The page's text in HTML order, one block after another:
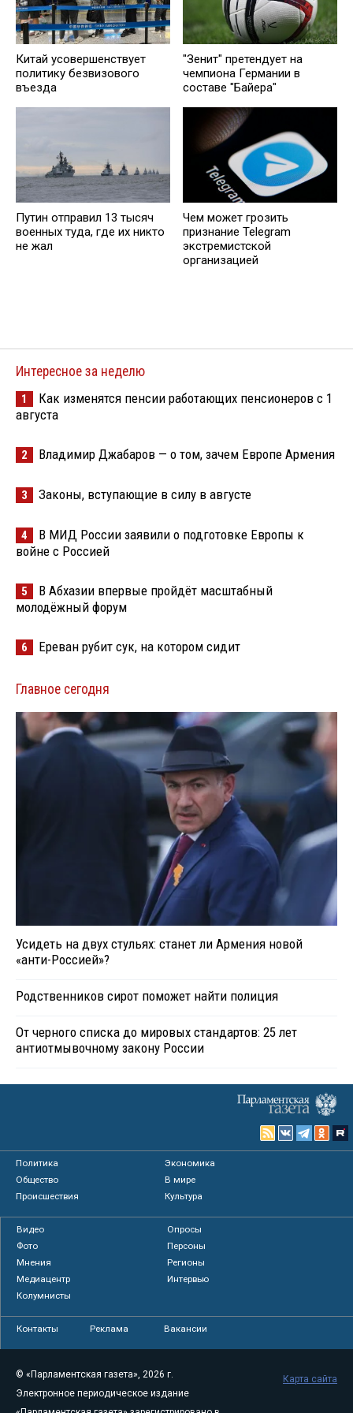
Китай усовершенствует
политику безвизового
въезда
"Зенит" претендует на
чемпиона Германии в
составе "Байера"
Путин отправил 13 тысяч
военных туда, где их никто
не жал
Чем может грозить
признание Telegram
экстремистской
организацией
Интересное за неделю
1
Как изменятся пенсии работающих пенсионеров с 1
августа
2 Владимир Джабаров — о том, зачем Европе Армения
3 Законы, вступающие в силу в августе
4
В МИД России заявили о подготовке Европы к
войне с Россией
5
В Абхазии впервые пройдёт масштабный
молодёжный форум
6 Ереван рубит сук, на котором сидит
Главное сегодня
Усидеть на двух стульях: станет ли Армения новой
«анти-Россией»?
Родственников сирот поможет найти полиция
От черного списка до мировых стандартов: 25 лет
антиотмывочному закону России
Политика
Экономика
Общество
В мире
Происшествия
Культура
Видео
Опросы
Фото
Персоны
Мнения
Регионы
Медиацентр
Интервью
Колумнисты
Контакты Реклама Вакансии
© «Парламентская газета», 2026 г.
Электронное периодическое издание
Карта сайта